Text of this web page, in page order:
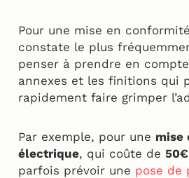
Pour une mise en
constate le plus
penser à prendre en
annexes et les finitions qui
rapidement faire grimper
Par exemple, pour une mise
électrique, qui coûte de
parfois prévoir une pose de